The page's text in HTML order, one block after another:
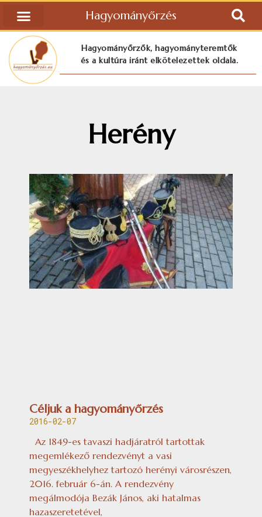
Hagyományőrzés
Hagyományőrzők, hagyományteremtők
és a kultúra iránt elkötelezettek oldala.
Herény
Céljuk a hagyományőrzés
2016-02-07
Az 1849-es tavaszi hadjáratról tartottak
megemlékező rendezvényt a vasi
megyeszékhelyhez tartozó herényi városrészen,
2016. február 6-án. A rendezvény
megálmodója Bezák János, aki hatalmas
hazaszeretetével,